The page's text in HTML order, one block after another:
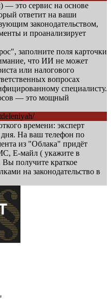
это сервис на основе
ответит на ваши
законодательством,
и проанализирует
заполните поля карточки
что ИИ не может
или налогового
вопросах
специалисту.
— это мощный
времени: эксперт
дня. На ваш телефон по
из "Облака" придёт
Е-майл ( укажите в
Вы получите краткое
на законодательство в